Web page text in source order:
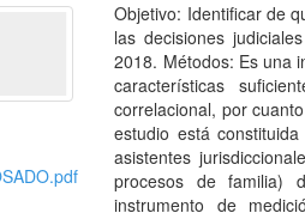
Objetivo: Identificar de
las decisiones
2018. Métodos: Es una
características
correlacional, por
estudio está
asistentes
procesos de familia)
instrumento de